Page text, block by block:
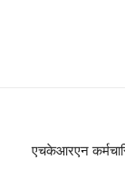
एचकेआरएन